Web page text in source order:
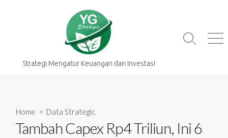
Strategi Mengatur Keuangan dan Investasi
Search
Home > Data Strategic
Tambah Capex Rp4 Triliun, Ini 6